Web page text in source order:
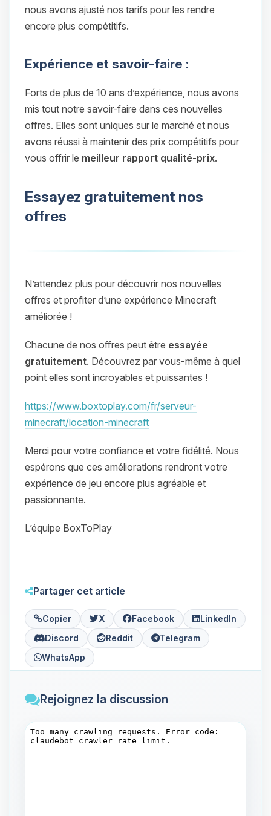
nous avons ajusté nos tarifs pour les rendre
encore plus compétitifs.
Expérience et savoir-faire :
Forts de plus de 10 ans d’expérience, nous avons
mis tout notre savoir-faire dans ces nouvelles
offres. Elles sont uniques sur le marché et nous
avons réussi à maintenir des prix compétitifs pour
vous offrir le meilleur rapport qualité-prix.
Essayez gratuitement nos
offres
N’attendez plus pour découvrir nos nouvelles
offres et profiter d’une expérience Minecraft
améliorée !
Chacune de nos offres peut être essayée
gratuitement. Découvrez par vous-même à quel
point elles sont incroyables et puissantes !
https://www.boxtoplay.com/fr/serveur-
minecraft/location-minecraft
Merci pour votre confiance et votre fidélité. Nous
espérons que ces améliorations rendront votre
expérience de jeu encore plus agréable et
passionnante.
L’équipe BoxToPlay
Partager cet article
Copier X Facebook
LinkedIn
Discord
Reddit
Telegram
WhatsApp
Rejoignez la discussion